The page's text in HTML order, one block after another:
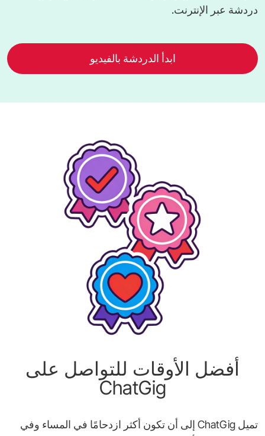
دردشة عبر الإنترنت.
ابدأ الدردشة بالفيديو
أفضل الأوقات للتواصل على
ChatGig
تميل ChatGig إلى أن تكون أكثر ازدحامًا في المساء وفي